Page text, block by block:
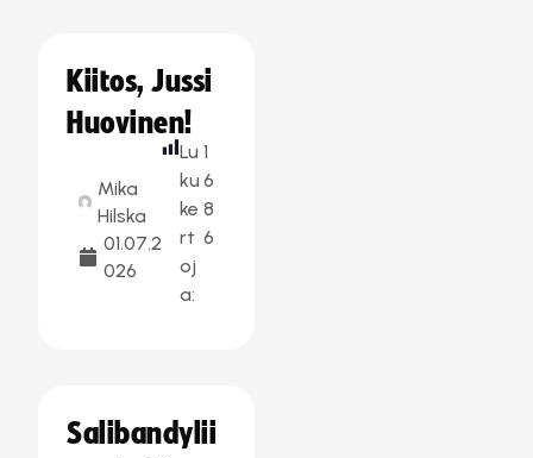
Kiitos, Jussi
Huovinen!
Mika
Hilska
01.07.2
026
Lu
ku
ke
rt
oj
a:
1
6
8
6
Salibandylii